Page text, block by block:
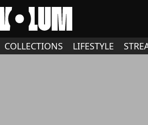
COLLECTIONS LIFESTYLE